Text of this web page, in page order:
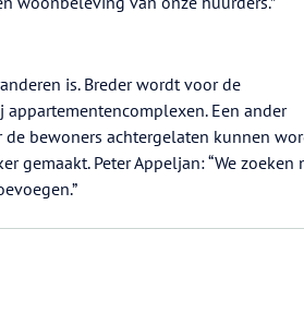
is. Breder wordt voor de
Een ander
bewoners achtergelaten kunnen
Peter Appeljan: “We zoeken